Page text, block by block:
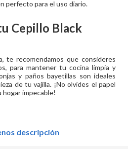
perfecto para el uso diario.
Cepillo Black
te recomendamos que consideres
para mantener tu cocina limpia y
y paños bayetillas son ideales
de tu vajilla. ¡No olvides el papel
impecable!
descripción